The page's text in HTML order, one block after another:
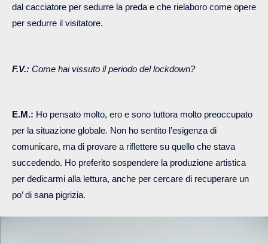
dal cacciatore per sedurre la preda e che rielaboro come opere
per sedurre il visitatore.
F.V.: Come hai vissuto il periodo del lockdown?
E.M.: Ho pensato molto, ero e sono tuttora molto preoccupato
per la situazione globale. Non ho sentito l’esigenza di
comunicare, ma di provare a riflettere su quello che stava
succedendo. Ho preferito sospendere la produzione artistica
per dedicarmi alla lettura, anche per cercare di recuperare un
po’ di sana pigrizia.